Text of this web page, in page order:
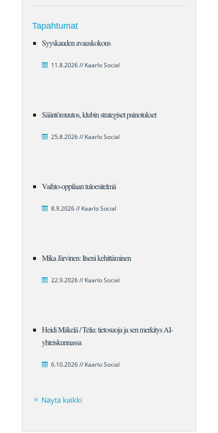
Tapahtumat
Syyskauden avauskokous
11.8.2026 // Kaarlo Social
Sääntömuutos, klubin strategiset painotukset
25.8.2026 // Kaarlo Social
Vaihto-oppilaan tuloesitelmä
8.9.2026 // Kaarlo Social
Mika Järvinen: Itseni kehittäminen
22.9.2026 // Kaarlo Social
Heidi Mäkelä / Telia: tietosuoja ja sen merkitys AI-
yhteiskunnassa
6.10.2026 // Kaarlo Social
Näytä kaikki